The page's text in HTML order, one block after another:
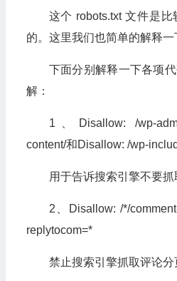
Disallow: /*/feed
Disallow : /comments/feed
Disallow: /*/?s=*\
这个 robots.txt 文件是
的。这里我们也简单的解释一
下面分别解释一下各项
解：
1、Disallow: /wp-
content/和Disallow: /wp-
用于告诉搜索引擎不要抓
2、Disallow: /*/
replytocom=*
禁止搜索引擎抓取评论分